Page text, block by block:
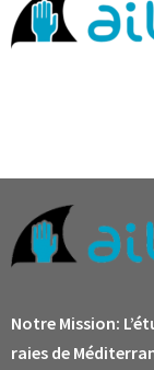
Notre Mission:
raies de